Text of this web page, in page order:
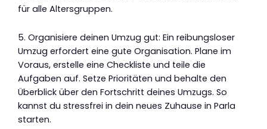
für alle Altersgruppen.
5. Organisiere deinen Umzug gut: Ein reibungsloser
Umzug erfordert eine gute Organisation. Plane im
Voraus, erstelle eine Checkliste und teile die
Aufgaben auf. Setze Prioritäten und behalte den
Überblick über den Fortschritt deines Umzugs. So
kannst du stressfrei in dein neues Zuhause in Parla
starten.